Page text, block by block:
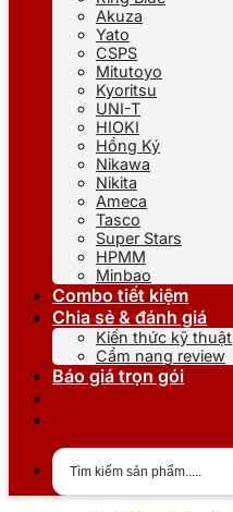
Akuza
Yato
CSPS
Mitutoyo
Kyoritsu
UNI-T
HIOKI
Hồng Ký
Nikawa
Nikita
Ameca
Tasco
Super Stars
HPMM
Minbao
Combo tiết kiệm
Chia sẻ & đánh giá
Kiến thức kỹ thuật
Cẩm nang review
Báo giá trọn gói